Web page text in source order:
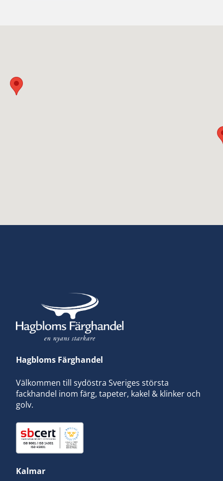
Hagbloms Färghandel
Välkommen till sydöstra Sveriges största
fackhandel inom färg, tapeter, kakel & klinker och
golv.
Kalmar